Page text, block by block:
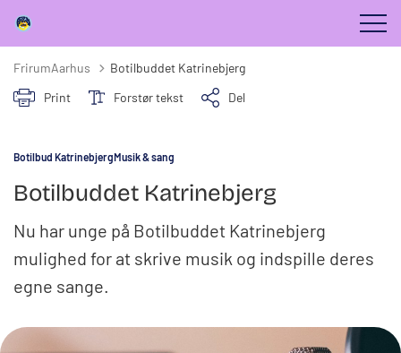
FrirumAarhus
Botilbuddet Katrinebjerg
Print
Forstør tekst Del
Botilbud KatrinebjergMusik & sang
Botilbuddet Katrinebjerg
Nu har unge på Botilbuddet Katrinebjerg
mulighed for at skrive musik og indspille deres
egne sange.